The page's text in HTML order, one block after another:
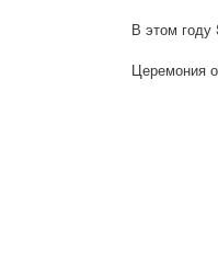
В этом году
Церемония